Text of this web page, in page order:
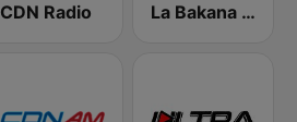
CDN Radio La Bakana FM